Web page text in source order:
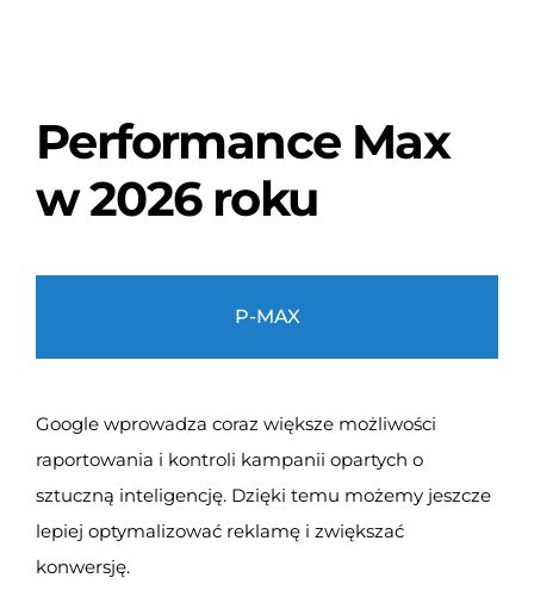
Performance Max
w 2026 roku
P-MAX
Google wprowadza coraz większe możliwości
raportowania i kontroli kampanii opartych o
sztuczną inteligencję. Dzięki temu możemy jeszcze
lepiej optymalizować reklamę i zwiększać
konwersję.